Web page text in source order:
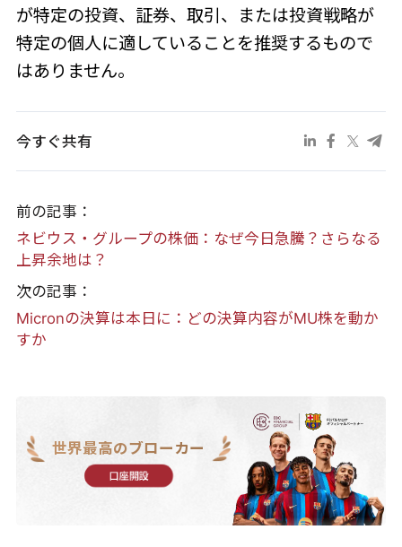
が特定の投資、証券、取引、または投資戦略が
特定の個人に適していることを推奨するもので
はありません。
今すぐ共有
前の記事：
ネビウス・グループの株価：なぜ今日急騰？さらなる
上昇余地は？
次の記事：
Micronの決算は本日に：どの決算内容がMU株を動か
すか
世界最高のブローカー
口座開設